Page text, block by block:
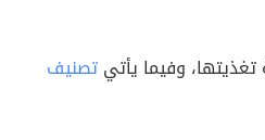
وفيما يأتيتصنيف